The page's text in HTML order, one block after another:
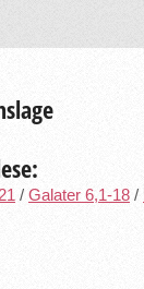
/ Galater 6,1-18 /